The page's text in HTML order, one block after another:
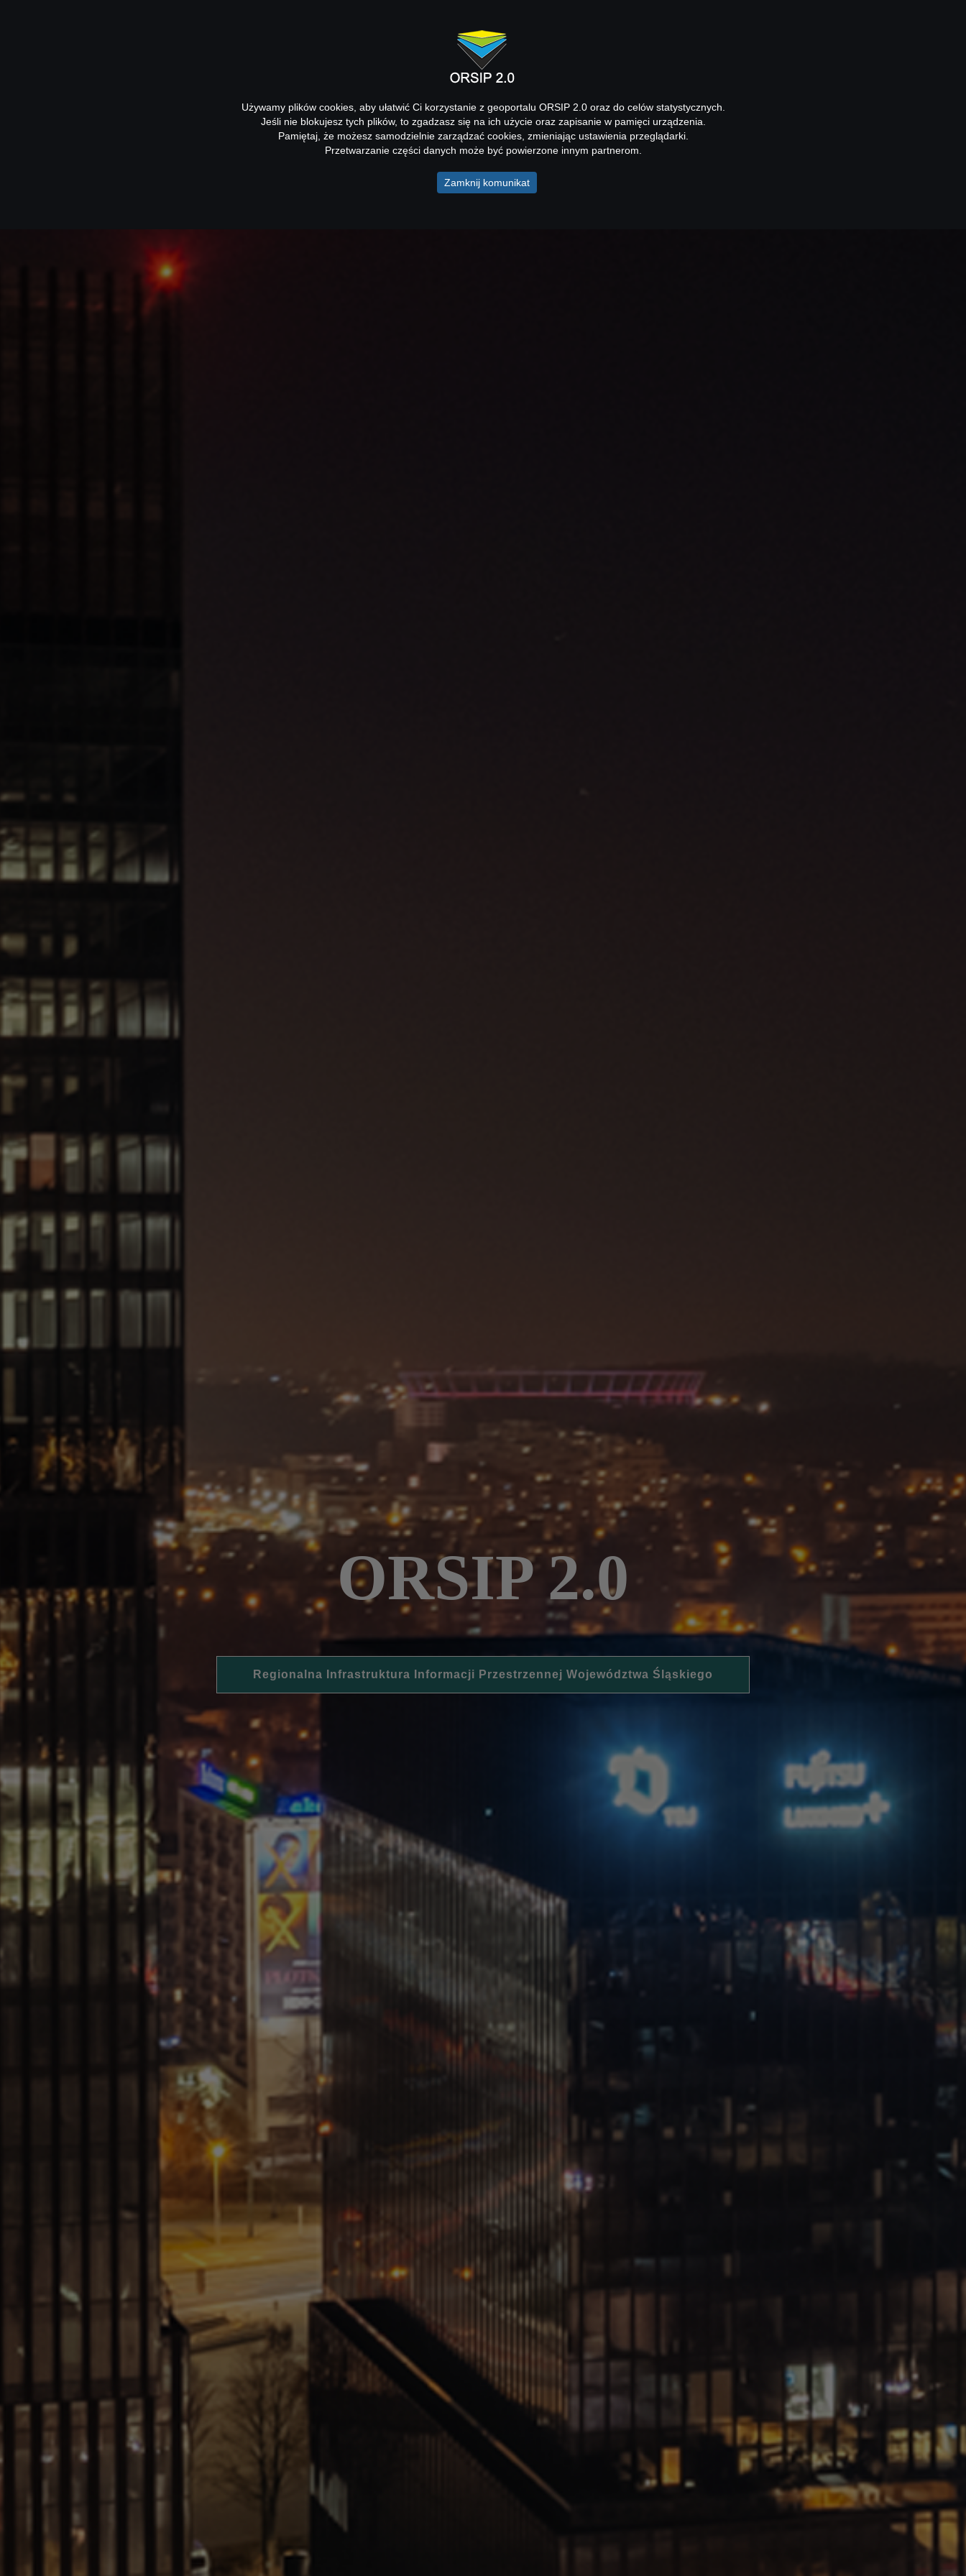
ORSIP 2.0
Regionalna Infrastruktura Informacji Przestrzennej Województwa Śląskiego
Używamy plików cookies, aby ułatwić Ci korzystanie z geoportalu ORSIP 2.0 oraz do celów statystycznych.
Jeśli nie blokujesz tych plików, to zgadzasz się na ich użycie oraz zapisanie w pamięci urządzenia.
Pamiętaj, że możesz samodzielnie zarządzać cookies, zmieniając ustawienia przeglądarki.
Przetwarzanie części danych może być powierzone innym partnerom.
Zamknij komunikat